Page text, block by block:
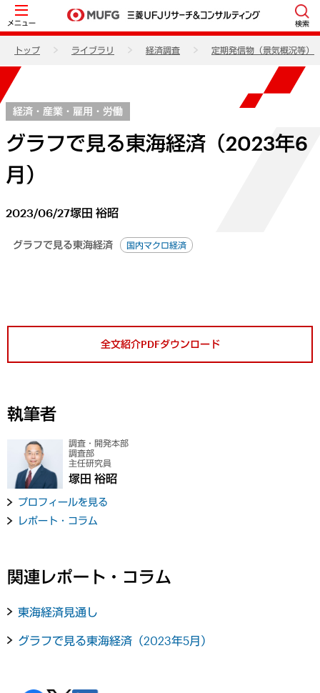
メニュー 検索
トップ ライブラリ 経済調査 定期発信物（景気概況等）
経済・産業・雇用・労働
グラフで見る東海経済（2023年6
月）
2023/06/27塚田 裕昭
グラフで見る東海経済 国内マクロ経済
全文紹介PDFダウンロード
執筆者
調査・開発本部
調査部
主任研究員
塚田 裕昭
プロフィールを見る
レポート・コラム
関連レポート・コラム
東海経済見通し
グラフで見る東海経済（2023年5月）